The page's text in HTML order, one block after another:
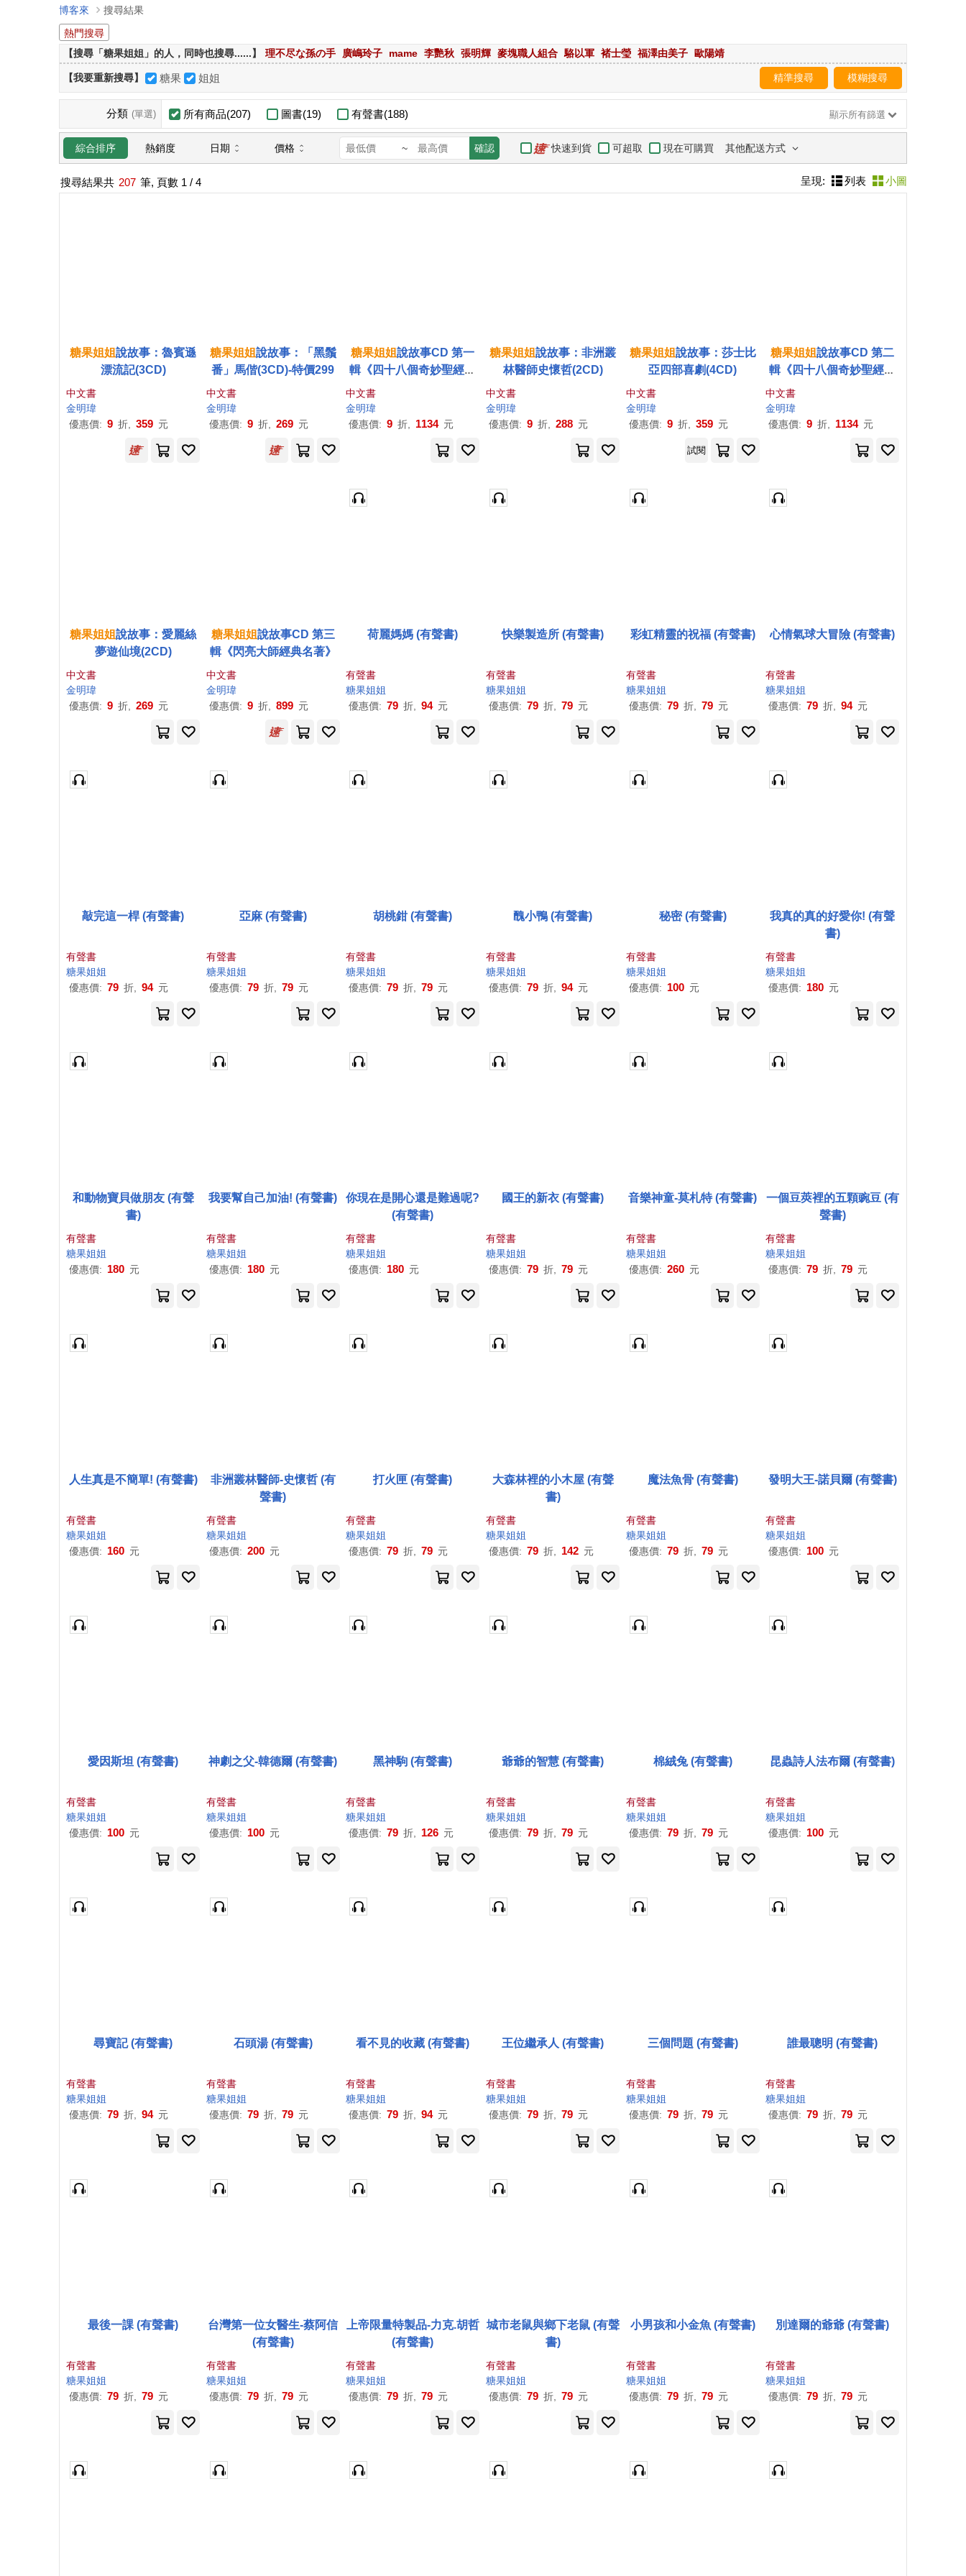
博客來
搜尋結果
熱門搜尋
【搜尋「糖果姐姐」的人，同時也搜尋......】
理不尽な孫の手 廣嶋玲子 mame 李艷秋 張明輝 麥塊職人組合 駱以軍 褚士瑩 福澤由美子 歐陽靖
【我要重新搜尋】 糖果 姐姐 精準搜尋 模糊搜尋
分類 (單選) 所有商品(207) 圖書(19) 有聲書(188) 顯示所有篩選
綜合排序 熱銷度 日期 價格 ~ 確認 快速到貨 可超取 現在可購買 其他配送方式
搜尋結果共 207 筆, 頁數 1 / 4 呈現: 列表 小圖
糖果姐姐說故事：魯賓遜
漂流記(3CD)
中文書
金明瑋
優惠價: 9 折, 359 元
糖果姐姐說故事：「黑鬚
番」馬偕(3CD)-特價299
中文書
金明瑋
優惠價: 9 折, 269 元
糖果姐姐說故事CD 第一
輯《四十八個奇妙聖經劇
中文書
金明瑋
優惠價: 9 折, 1134 元
糖果姐姐說故事：非洲叢
林醫師史懷哲(2CD)
中文書
金明瑋
優惠價: 9 折, 288 元
糖果姐姐說故事：莎士比
亞四部喜劇(4CD)
中文書
金明瑋
優惠價: 9 折, 359 元
糖果姐姐說故事CD 第二
輯《四十八個奇妙聖經劇
中文書
金明瑋
優惠價: 9 折, 1134 元
試閱
糖果姐姐說故事：愛麗絲
夢遊仙境(2CD)
中文書
金明瑋
優惠價: 9 折, 269 元
糖果姐姐說故事CD 第三
輯《閃亮大師經典名著》
中文書
金明瑋
優惠價: 9 折, 899 元
荷麗媽媽 (有聲書)
有聲書
糖果姐姐
優惠價: 79 折, 94 元
快樂製造所 (有聲書)
有聲書
糖果姐姐
優惠價: 79 折, 79 元
彩虹精靈的祝福 (有聲書)
有聲書
糖果姐姐
優惠價: 79 折, 79 元
心情氣球大冒險 (有聲書)
有聲書
糖果姐姐
優惠價: 79 折, 94 元
敲完這一桿 (有聲書)
有聲書
糖果姐姐
優惠價: 79 折, 94 元
亞麻 (有聲書)
有聲書
糖果姐姐
優惠價: 79 折, 79 元
胡桃鉗 (有聲書)
有聲書
糖果姐姐
優惠價: 79 折, 79 元
醜小鴨 (有聲書)
有聲書
糖果姐姐
優惠價: 79 折, 94 元
秘密 (有聲書)
有聲書
糖果姐姐
優惠價: 100 元
我真的真的好愛你! (有聲
書)
有聲書
糖果姐姐
優惠價: 180 元
和動物寶貝做朋友 (有聲
書)
有聲書
糖果姐姐
優惠價: 180 元
我要幫自己加油! (有聲書)
有聲書
糖果姐姐
優惠價: 180 元
你現在是開心還是難過呢?
(有聲書)
有聲書
糖果姐姐
優惠價: 180 元
國王的新衣 (有聲書)
有聲書
糖果姐姐
優惠價: 79 折, 79 元
音樂神童-莫札特 (有聲書)
有聲書
糖果姐姐
優惠價: 260 元
一個豆莢裡的五顆豌豆 (有
聲書)
有聲書
糖果姐姐
優惠價: 79 折, 79 元
人生真是不簡單! (有聲書)
有聲書
糖果姐姐
優惠價: 160 元
非洲叢林醫師-史懷哲 (有
聲書)
有聲書
糖果姐姐
優惠價: 200 元
打火匣 (有聲書)
有聲書
糖果姐姐
優惠價: 79 折, 79 元
大森林裡的小木屋 (有聲
書)
有聲書
糖果姐姐
優惠價: 79 折, 142 元
魔法魚骨 (有聲書)
有聲書
糖果姐姐
優惠價: 79 折, 79 元
發明大王-諾貝爾 (有聲書)
有聲書
糖果姐姐
優惠價: 100 元
愛因斯坦 (有聲書)
有聲書
糖果姐姐
優惠價: 100 元
神劇之父-韓德爾 (有聲書)
有聲書
糖果姐姐
優惠價: 100 元
黑神駒 (有聲書)
有聲書
糖果姐姐
優惠價: 79 折, 126 元
爺爺的智慧 (有聲書)
有聲書
糖果姐姐
優惠價: 79 折, 79 元
棉絨兔 (有聲書)
有聲書
糖果姐姐
優惠價: 79 折, 79 元
昆蟲詩人法布爾 (有聲書)
有聲書
糖果姐姐
優惠價: 100 元
尋寶記 (有聲書)
有聲書
糖果姐姐
優惠價: 79 折, 94 元
石頭湯 (有聲書)
有聲書
糖果姐姐
優惠價: 79 折, 79 元
看不見的收藏 (有聲書)
有聲書
糖果姐姐
優惠價: 79 折, 94 元
王位繼承人 (有聲書)
有聲書
糖果姐姐
優惠價: 79 折, 79 元
三個問題 (有聲書)
有聲書
糖果姐姐
優惠價: 79 折, 79 元
誰最聰明 (有聲書)
有聲書
糖果姐姐
優惠價: 79 折, 79 元
最後一課 (有聲書)
有聲書
糖果姐姐
優惠價: 79 折, 79 元
台灣第一位女醫生-蔡阿信
(有聲書)
有聲書
糖果姐姐
優惠價: 79 折, 79 元
上帝限量特製品-力克.胡哲
(有聲書)
有聲書
糖果姐姐
優惠價: 79 折, 79 元
城市老鼠與鄉下老鼠 (有聲
書)
有聲書
糖果姐姐
優惠價: 79 折, 79 元
小男孩和小金魚 (有聲書)
有聲書
糖果姐姐
優惠價: 79 折, 79 元
別達爾的爺爺 (有聲書)
有聲書
糖果姐姐
優惠價: 79 折, 79 元